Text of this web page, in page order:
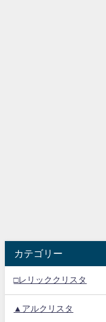
カテゴリー
□レリッククリスタ
▲アルクリスタ